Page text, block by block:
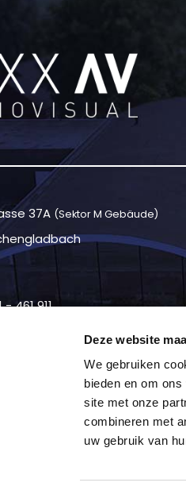
Deze website
We gebruiken
bieden en om
site met onze
combineren met
uw gebruik van
37A (Sektor M Gebäude)
461 911